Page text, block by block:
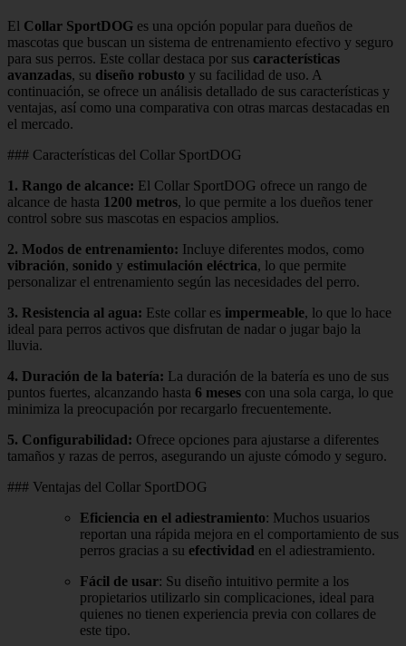
El Collar SportDOG es una opción popular para dueños de
mascotas que buscan un sistema de entrenamiento efectivo y seguro
para sus perros. Este collar destaca por sus características
avanzadas, su diseño robusto y su facilidad de uso. A
continuación, se ofrece un análisis detallado de sus características y
ventajas, así como una comparativa con otras marcas destacadas en
el mercado.
### Características del Collar SportDOG
1. Rango de alcance: El Collar SportDOG ofrece un rango de
alcance de hasta 1200 metros, lo que permite a los dueños tener
control sobre sus mascotas en espacios amplios.
2. Modos de entrenamiento: Incluye diferentes modos, como
vibración, sonido y estimulación eléctrica, lo que permite
personalizar el entrenamiento según las necesidades del perro.
3. Resistencia al agua: Este collar es impermeable, lo que lo hace
ideal para perros activos que disfrutan de nadar o jugar bajo la
lluvia.
4. Duración de la batería: La duración de la batería es uno de sus
puntos fuertes, alcanzando hasta 6 meses con una sola carga, lo que
minimiza la preocupación por recargarlo frecuentemente.
5. Configurabilidad: Ofrece opciones para ajustarse a diferentes
tamaños y razas de perros, asegurando un ajuste cómodo y seguro.
### Ventajas del Collar SportDOG
Eficiencia en el adiestramiento: Muchos usuarios
reportan una rápida mejora en el comportamiento de sus
perros gracias a su efectividad en el adiestramiento.
Fácil de usar: Su diseño intuitivo permite a los
propietarios utilizarlo sin complicaciones, ideal para
quienes no tienen experiencia previa con collares de
este tipo.